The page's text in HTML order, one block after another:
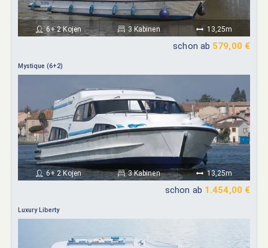
6+ 2 Kojen 3 Kabinen 13,25m
schon ab 579,00 €
Mystique (6+2)
6+ 2 Kojen 3 Kabinen 13,25m
schon ab 1.454,00 €
Luxury Liberty